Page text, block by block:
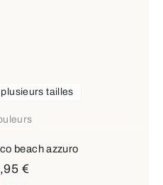
tailles
beach azzuro
€